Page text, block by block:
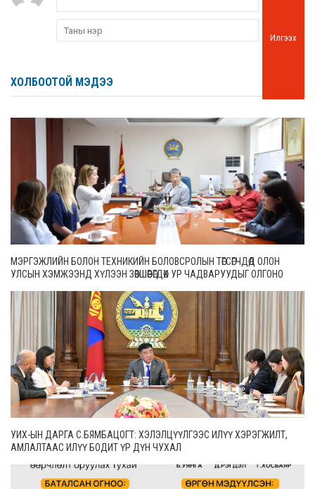
Илгээх
ХОЛБООТОЙ МЭДЭЭ
МЭРГЭЖЛИЙН БОЛОН ТЕХНИКИЙН БОЛОВСРОЛЫН ТӨГСӨГЧДӨД ОЛОН
УЛСЫН ХЭМЖЭЭНД ХҮЛЭЭН ЗӨВШӨӨРӨГДӨХ УР ЧАДВАРУУДЫГ ОЛГОНО
УИХ-ЫН ДАРГА С.БЯМБАЦОГТ: ХЭЛЭЛЦҮҮЛГЭЭС ИЛҮҮ ХЭРЭГЖИЛТ,
АМЛАЛТААС ИЛҮҮ БОДИТ ҮР ДҮН ЧУХАЛ